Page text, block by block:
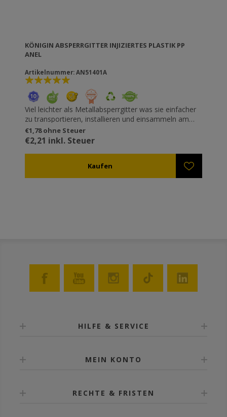
KÖNIGIN ABSPERRGITTER INJIZIERTES PLASTIK PP
ANEL
Artikelnummer: AN51401A
Viel leichter als Metallabsperrgitter was sie einfacher
zu transportieren, installieren und einsammeln am
Bienenstock macht. Perfekte Lücken, die die Bienen
nicht verletzen. Nur 3mm dick, so dass die
Verbindungselemente befestigt werden können. Auch
vorhanden (ref. AN51405) was das hinzu fügen eines
zweiten Absperrgitters erlaubt, um zwei Bienen im
€1,78 ohne Steuer
€2,21 inkl. Steuer
HILFE & SERVICE
MEIN KONTO
RECHTE & FRISTEN